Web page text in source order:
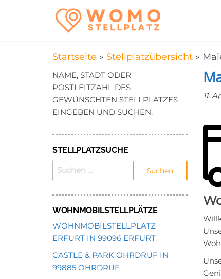
in der
Startseite » Stellplatzübersicht »
11.
NAME, STADT ODER
POSTLEITZAHL DES
GEWÜNSCHTEN STELLPLATZES
EINGEBEN UND SUCHEN.
STELLPLATZSUCHE
SUCHEN
WOHNMOBILSTELLPLÄTZE
WOHNMOBILSTELLPLATZ
ERFURT IN 99096 ERFURT
CASTLE & PARK OHRDRUF IN
99885 OHRDRUF